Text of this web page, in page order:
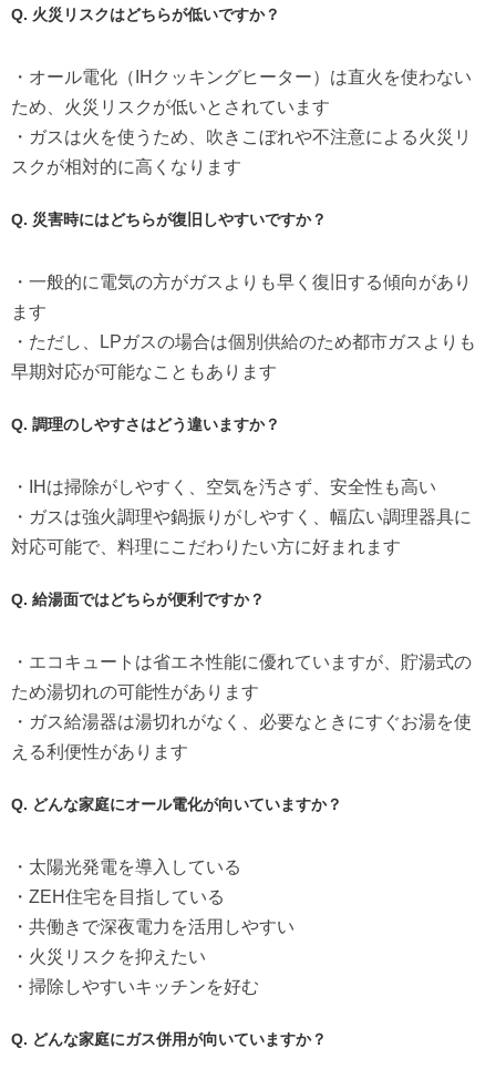
Q. 火災リスクはどちらが低いですか？
・オール電化（IHクッキングヒーター）は直火を使わない
ため、火災リスクが低いとされています
・ガスは火を使うため、吹きこぼれや不注意による火災リ
スクが相対的に高くなります
Q. 災害時にはどちらが復旧しやすいですか？
・一般的に電気の方がガスよりも早く復旧する傾向があり
ます
・ただし、LPガスの場合は個別供給のため都市ガスよりも
早期対応が可能なこともあります
Q. 調理のしやすさはどう違いますか？
・IHは掃除がしやすく、空気を汚さず、安全性も高い
・ガスは強火調理や鍋振りがしやすく、幅広い調理器具に
対応可能で、料理にこだわりたい方に好まれます
Q. 給湯面ではどちらが便利ですか？
・エコキュートは省エネ性能に優れていますが、貯湯式の
ため湯切れの可能性があります
・ガス給湯器は湯切れがなく、必要なときにすぐお湯を使
える利便性があります
Q. どんな家庭にオール電化が向いていますか？
・太陽光発電を導入している
・ZEH住宅を目指している
・共働きで深夜電力を活用しやすい
・火災リスクを抑えたい
・掃除しやすいキッチンを好む
Q. どんな家庭にガス併用が向いていますか？